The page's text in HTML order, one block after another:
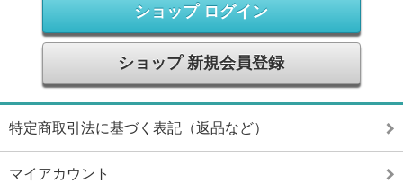
ショップ ログイン
ショップ 新規会員登録
特定商取引法に基づく表記（返品など）
マイアカウント